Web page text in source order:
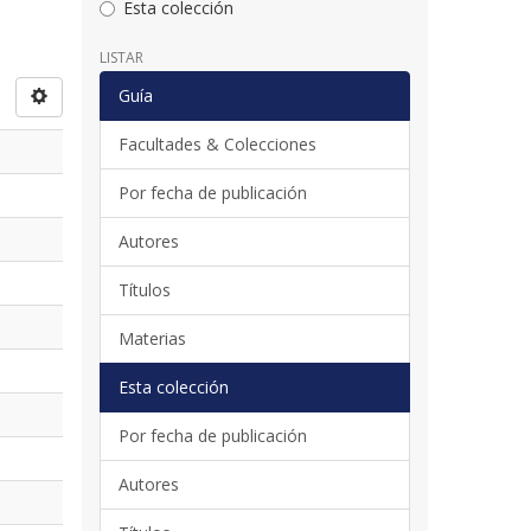
Esta colección
LISTAR
Guía
Facultades & Colecciones
Por fecha de publicación
Autores
Títulos
Materias
Esta colección
Por fecha de publicación
Autores